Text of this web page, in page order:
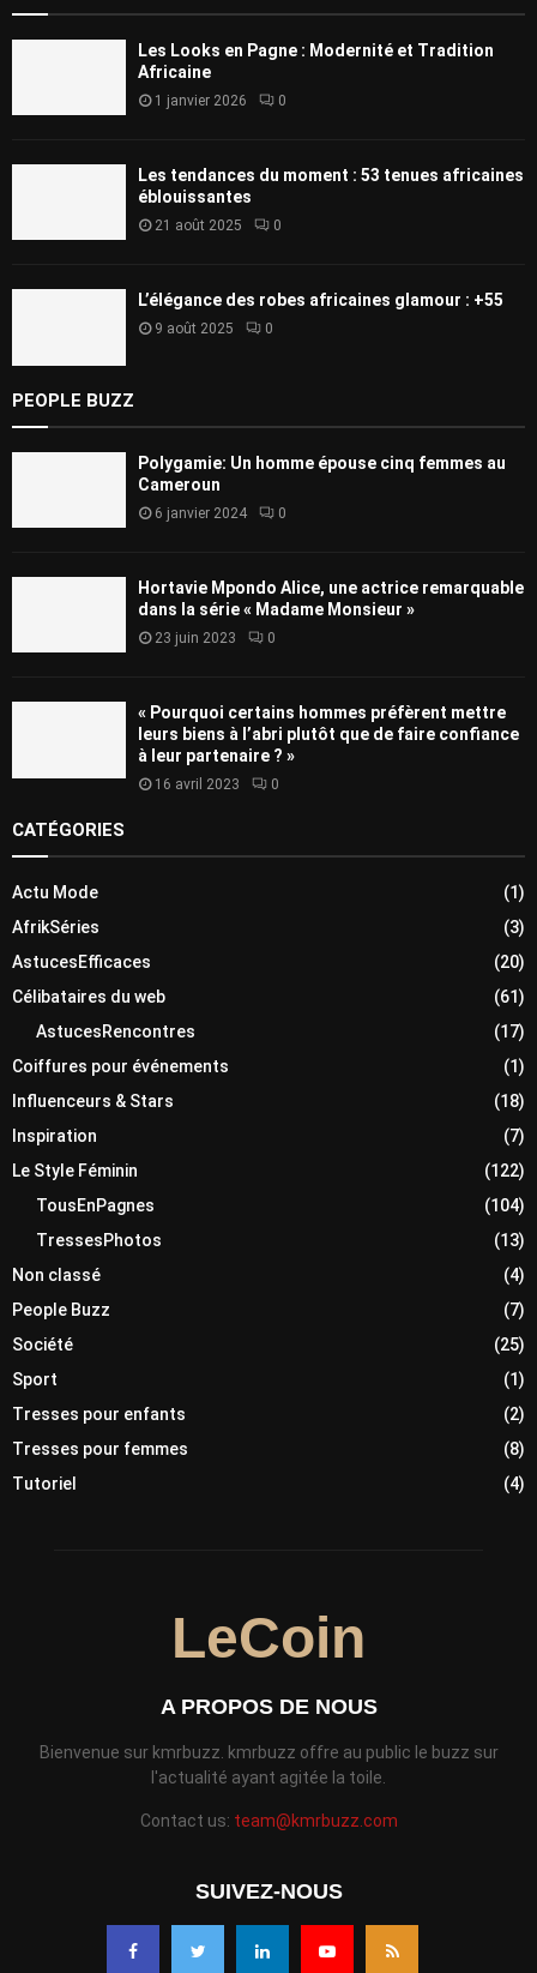
Les Looks en Pagne : Modernité et Tradition
Africaine
1 janvier 2026 0
Les tendances du moment : 53 tenues africaines
éblouissantes
21 août 2025 0
L’élégance des robes africaines glamour : +55
9 août 2025 0
PEOPLE BUZZ
Polygamie: Un homme épouse cinq femmes au
Cameroun
6 janvier 2024 0
Hortavie Mpondo Alice, une actrice remarquable
dans la série « Madame Monsieur »
23 juin 2023 0
« Pourquoi certains hommes préfèrent mettre
leurs biens à l’abri plutôt que de faire confiance
à leur partenaire ? »
16 avril 2023 0
CATÉGORIES
Actu Mode
(1)
AfrikSéries
(3)
AstucesEfficaces
(20)
Célibataires du web
(61)
AstucesRencontres
(17)
Coiffures pour événements
(1)
Influenceurs & Stars
(18)
Inspiration
(7)
Le Style Féminin
(122)
TousEnPagnes
(104)
TressesPhotos
(13)
Non classé
(4)
People Buzz
(7)
Société
(25)
Sport
(1)
Tresses pour enfants
(2)
Tresses pour femmes
(8)
Tutoriel
(4)
LeCoin
A PROPOS DE NOUS
Bienvenue sur kmrbuzz. kmrbuzz offre au public le buzz sur
l'actualité ayant agitée la toile.
Contact us: team@kmrbuzz.com
SUIVEZ-NOUS